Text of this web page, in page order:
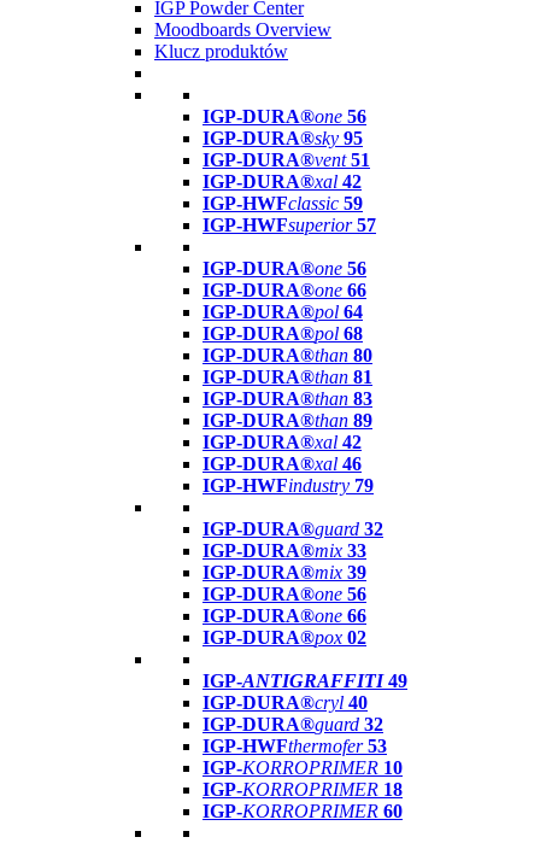
IGP Powder Center
Moodboards Overview
Klucz produktów
IGP-DURA®one 56
IGP-DURA®sky 95
IGP-DURA®vent 51
IGP-DURA®xal 42
IGP-HWFclassic 59
IGP-HWFsuperior 57
IGP-DURA®one 56
IGP-DURA®one 66
IGP-DURA®pol 64
IGP-DURA®pol 68
IGP-DURA®than 80
IGP-DURA®than 81
IGP-DURA®than 83
IGP-DURA®than 89
IGP-DURA®xal 42
IGP-DURA®xal 46
IGP-HWFindustry 79
IGP-DURA®guard 32
IGP-DURA®mix 33
IGP-DURA®mix 39
IGP-DURA®one 56
IGP-DURA®one 66
IGP-DURA®pox 02
IGP-ANTIGRAFFITI49
IGP-DURA®cryl 40
IGP-DURA®guard 32
IGP-HWFthermofer 53
IGP-KORROPRIMER 10
IGP-KORROPRIMER 18
IGP-KORROPRIMER 60